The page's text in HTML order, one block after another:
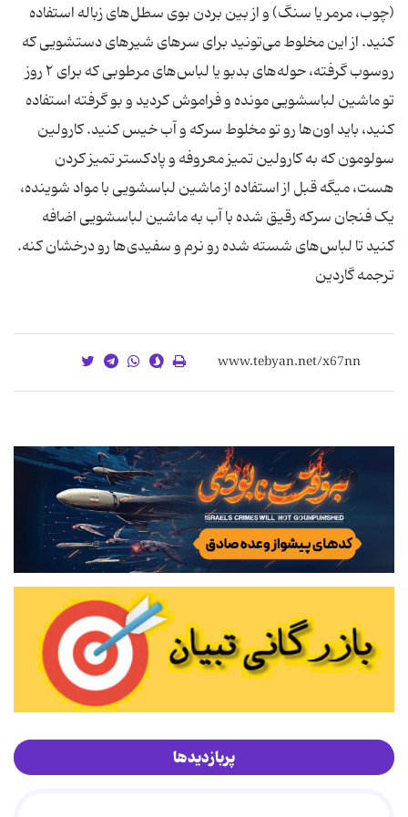
(چوب، مرمر یا سنگ) و از بین بردن بوی سطل‌های زباله استفاده
کنید. از این مخلوط می‌تونید برای سرهای شیرهای دستشویی که
روسوب گرفته، حوله‌های بدبو یا لباس‌های مرطوبی که برای ۲ روز
تو ماشین لباسشویی مونده و فراموش کردید و بو گرفته استفاده
کنید، باید اون‌ها رو تو مخلوط سرکه و آب خیس کنید. کارولین
سولومون که به کارولین تمیز معروفه و پادکستر تمیز کردن
هست، میگه قبل از استفاده از ماشین لباسشویی با مواد شوینده،
یک فنجان سرکه رقیق شده با آب به ماشین لباسشویی اضافه
کنید تا لباس‌های شسته شده رو نرم و سفیدی‌ها رو درخشان کنه.
ترجمه گاردین
پربازدیدها